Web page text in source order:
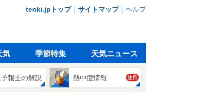
tenki.jpトップ｜ サイトマップ｜ ヘルプ
気 季節特集 天気ニュース
報士の解説 熱中症情報 注目